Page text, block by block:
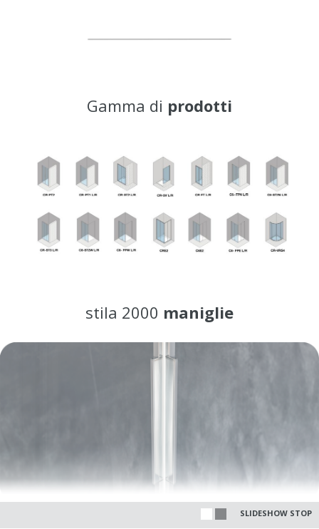
Gamma di prodotti
stila 2000 maniglie
SLIDESHOW STOP